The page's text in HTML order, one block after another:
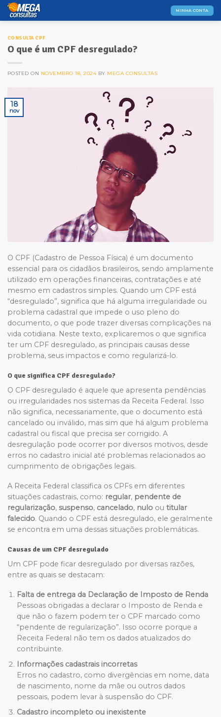
Skip
MINHA CONTA
CONSULTA CPF
O que é um CPF desregulado?
POSTED ON NOVEMBRO 18, 2024BY MEGA CONSULTAS
18
nov
O CPF (Cadastro de Pessoa Física) é um documento
essencial para os cidadãos brasileiros, sendo amplamente
utilizado em operações financeiras, contratações e até
mesmo em cadastros simples. Quando um CPF está
“desregulado”, significa que há alguma irregularidade ou
problema cadastral que impede o uso pleno do
documento, o que pode trazer diversas complicações na
vida cotidiana. Neste texto, explicaremos o que significa
ter um CPF desregulado, as principais causas desse
problema, seus impactos e como regularizá-lo.
O que significa CPF desregulado?
O CPF desregulado é aquele que apresenta pendências
ou irregularidades nos sistemas da Receita Federal. Isso
não significa, necessariamente, que o documento está
cancelado ou inválido, mas sim que há algum problema
cadastral ou fiscal que precisa ser corrigido. A
desregulação pode ocorrer por diversos motivos, desde
erros no cadastro inicial até problemas relacionados ao
cumprimento de obrigações legais.
A Receita Federal classifica os CPFs em diferentes
situações cadastrais, como: regular, pendente de
regularização, suspenso, cancelado, nulo ou titular
falecido. Quando o CPF está desregulado, ele geralmente
se encontra em uma dessas situações problemáticas.
Causas de um CPF desregulado
Um CPF pode ficar desregulado por diversas razões,
entre as quais se destacam:
Falta de entrega da Declaração de Imposto de Renda
Pessoas obrigadas a declarar o Imposto de Renda e
que não o fazem podem ter o CPF marcado como
“pendente de regularização”. Isso ocorre porque a
Receita Federal não tem os dados atualizados do
contribuinte.
Informações cadastrais incorretas
Erros no cadastro, como divergências em nome, data
de nascimento, nome da mãe ou outros dados
pessoais, podem levar à suspensão do CPF.
Cadastro incompleto ou inexistente